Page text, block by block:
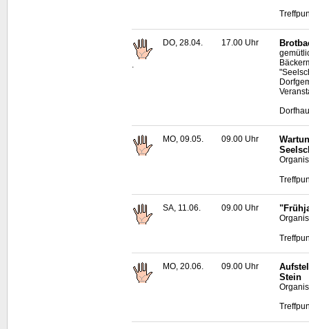
DO, 28.04. 17.00 Uhr
MO, 09.05. 09.00 Uhr
SA, 11.06. 09.00 Uhr
MO, 20.06. 09.00 Uhr
Stein